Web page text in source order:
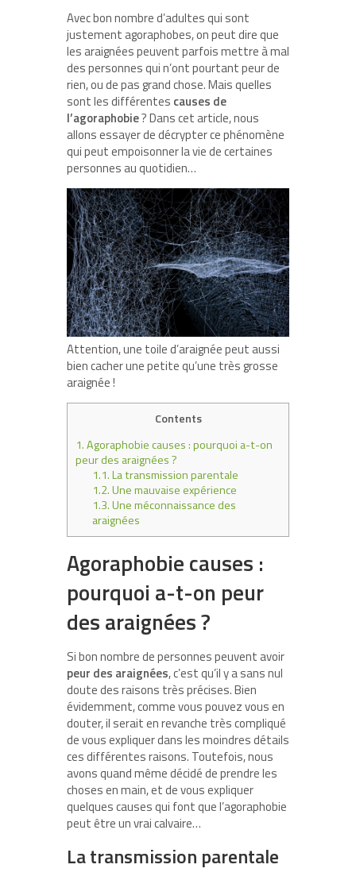
Avec bon nombre d’adultes qui sont
justement agoraphobes, on peut dire que
les araignées peuvent parfois mettre à mal
des personnes qui n’ont pourtant peur de
rien, ou de pas grand chose. Mais quelles
sont les différentes causes de
l’agoraphobie? Dans cet article, nous
allons essayer de décrypter ce phénomène
qui peut empoisonner la vie de certaines
personnes au quotidien…
Attention, une toile d’araignée peut aussi
bien cacher une petite qu’une très grosse
araignée !
Contents
1.Agoraphobie causes : pourquoi a-t-on
peur des araignées ?
1.1.La transmission parentale
1.2.Une mauvaise expérience
1.3.Une méconnaissance des
araignées
Agoraphobie causes :
pourquoi a-t-on peur
des araignées ?
Si bon nombre de personnes peuvent avoir
peur des araignées, c’est qu’il y a sans nul
doute des raisons très précises. Bien
évidemment, comme vous pouvez vous en
douter, il serait en revanche très compliqué
de vous expliquer dans les moindres détails
ces différentes raisons. Toutefois, nous
avons quand même décidé de prendre les
choses en main, et de vous expliquer
quelques causes qui font que l’agoraphobie
peut être un vrai calvaire…
La transmission parentale